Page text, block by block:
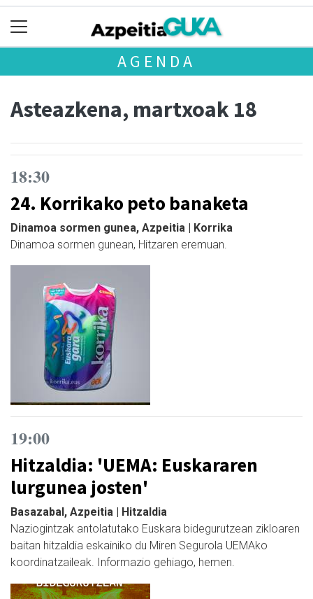
AGENDA
Asteazkena, martxoak 18
18:30
24. Korrikako peto banaketa
Dinamoa sormen gunea, Azpeitia | Korrika
Dinamoa sormen gunean, Hitzaren eremuan.
19:00
Hitzaldia: 'UEMA: Euskararen
lurgunea josten'
Basazabal, Azpeitia | Hitzaldia
Naziogintzak antolatutako Euskara bidegurutzean zikloaren
baitan hitzaldia eskainiko du Miren Segurola UEMAko
koordinatzaileak. Informazio gehiago, hemen.